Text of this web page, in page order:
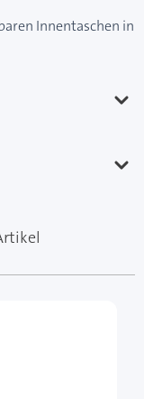
Innentaschen in
durch die
zu gelangen